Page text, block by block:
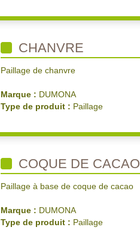
CHANVRE
Paillage de chanvre
Marque : DUMONA
Type de produit : Paillage
COQUE DE CACAO
Paillage à base de coque de cacao
Marque : DUMONA
Type de produit : Paillage